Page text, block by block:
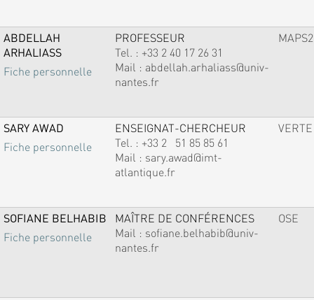
ABDELLAH
ARHALIASS
Fiche personnelle
PROFESSEUR
Tel. : +33 2 40 17 26 31
Mail : abdellah.arhaliass@univ-
nantes.fr
MAPS2
SARY AWAD
Fiche personnelle
ENSEIGNAT-CHERCHEUR
Tel. : +33 2 51 85 85 61
Mail : sary.awad@imt-
atlantique.fr
VERTE
SOFIANE BELHABIB
Fiche personnelle
MAÎTRE DE CONFÉRENCES
Mail : sofiane.belhabib@univ-
nantes.fr
OSE